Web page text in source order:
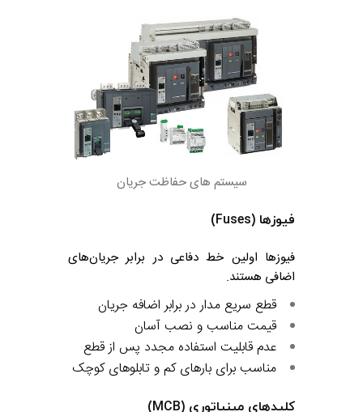
سیستم های حفاظت جریان
فیوزها (Fuses)
فیوزها اولین خط دفاعی در برابر جریان‌های
اضافی هستند.
قطع سریع مدار در برابر اضافه جریان
قیمت مناسب و نصب آسان
عدم قابلیت استفاده مجدد پس از قطع
مناسب برای بارهای کم و تابلوهای کوچک
کلیدهای مینیاتوری (MCB)